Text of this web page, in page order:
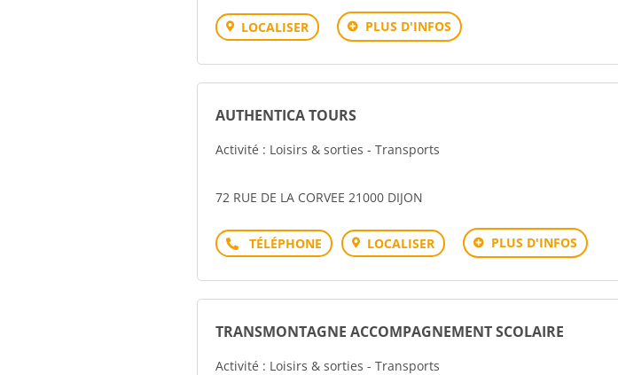
LOCALISER PLUS D'INFOS
AUTHENTICA TOURS
Activité : Loisirs & sorties - Transports
72 RUE DE LA CORVEE 21000 DIJON
Téléphone LOCALISER PLUS D'INFOS
TRANSMONTAGNE ACCOMPAGNEMENT SCOLAIRE
Activité : Loisirs & sorties - Transports